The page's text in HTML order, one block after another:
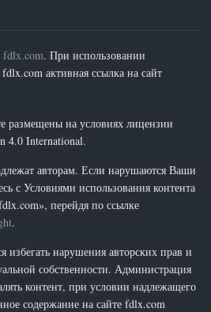
fdlx.com. При использовании
активная ссылка на сайт
размещены на условиях лицензии
4.0 International.
авторам. Если нарушаются Ваши
с Условиями использования контента
перейдя по ссылке
.
избегать нарушения авторских прав и
собственности. Администрация
контент, при условии надлежащего
содержание на сайте fdlx.com